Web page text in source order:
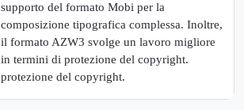
supporto del formato Mobi per la
composizione tipografica complessa. Inoltre,
il formato AZW3 svolge un lavoro migliore
in termini di protezione del copyright.
protezione del copyright.